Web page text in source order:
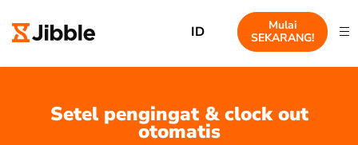
ID
Mulai
SEKARANG!
Setel pengingat & clock out
otomatis